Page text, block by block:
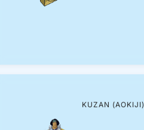
KUZAN (AOKIJI)